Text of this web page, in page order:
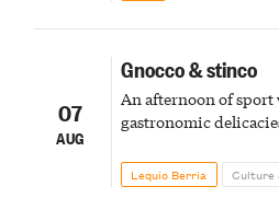
07
AUG
Gnocco & stinco
An afternoon of
gastronomic
Lequio Berria Culture